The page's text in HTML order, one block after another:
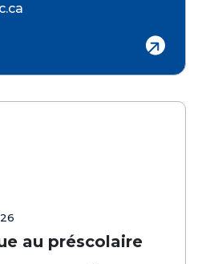
au préscolaire